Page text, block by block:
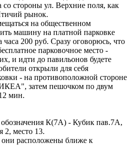
со стороны ул. Верхние поля, как
рынок.
на общественном
машину на платной парковке
200 руб. Сразу оговорюсь, что
парковочное место -
и идти до павильонов будете
открыли для себя
- на противоположной стороне
затем пешочком по двум
мин.
обозначения К(7А) - Кубик пав.7А,
2, место 13.
расположены ближе к